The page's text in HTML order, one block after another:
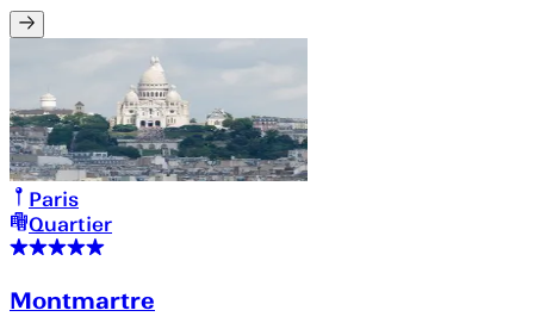
Paris
Quartier
Montmartre